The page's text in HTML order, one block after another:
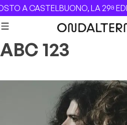
Skip to content
A CASTELBUONO, LA 29ª
ABC 123